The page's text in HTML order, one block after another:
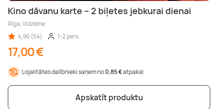
Kino dāvanu karte – 2 biļetes jebkurai dienai
Rīga, Vidzeme
4,90 (54)
1-2 pers.
17,00 €
Lojalitātes dalībnieki saņem no0,85 €atpakaļ
Apskatīt produktu